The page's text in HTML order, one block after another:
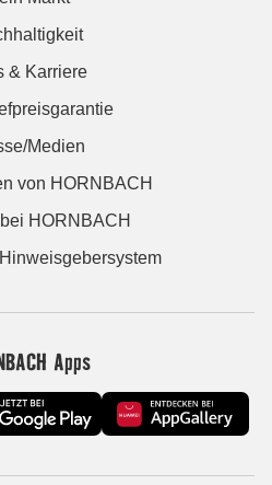
& Karriere
Medien
von HORNBACH
HORNBACH
Apps